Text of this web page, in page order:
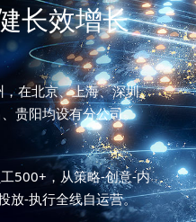
长效增长
在北京、上海、深圳、
贵阳均设有分公司。
500+，从策略-创意-内
放-执行全线自运营。